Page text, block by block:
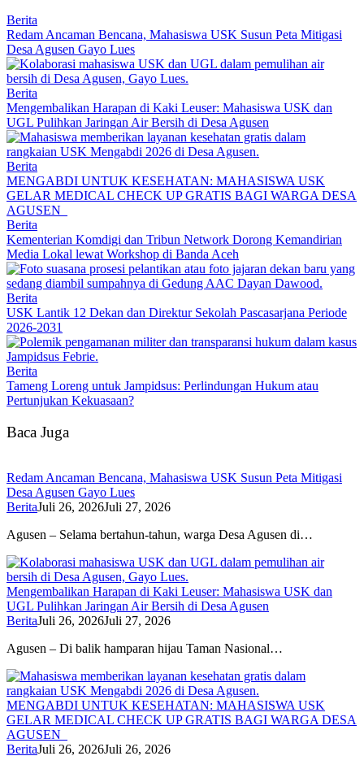
Berita
Redam Ancaman Bencana, Mahasiswa USK Susun Peta Mitigasi
Desa Agusen Gayo Lues
Berita
Mengembalikan Harapan di Kaki Leuser: Mahasiswa USK dan
UGL Pulihkan Jaringan Air Bersih di Desa Agusen
Berita
MENGABDI UNTUK KESEHATAN: MAHASISWA USK
GELAR MEDICAL CHECK UP GRATIS BAGI WARGA DESA
AGUSEN
Berita
Kementerian Komdigi dan Tribun Network Dorong Kemandirian
Media Lokal lewat Workshop di Banda Aceh
Berita
USK Lantik 12 Dekan dan Direktur Sekolah Pascasarjana Periode
2026-2031
Berita
Tameng Loreng untuk Jampidsus: Perlindungan Hukum atau
Pertunjukan Kekuasaan?
Baca Juga
Redam Ancaman Bencana, Mahasiswa USK Susun Peta Mitigasi
Desa Agusen Gayo Lues
BeritaJuli 26, 2026Juli 27, 2026
Agusen – Selama bertahun-tahun, warga Desa Agusen di…
Mengembalikan Harapan di Kaki Leuser: Mahasiswa USK dan
UGL Pulihkan Jaringan Air Bersih di Desa Agusen
BeritaJuli 26, 2026Juli 27, 2026
Agusen – Di balik hamparan hijau Taman Nasional…
MENGABDI UNTUK KESEHATAN: MAHASISWA USK
GELAR MEDICAL CHECK UP GRATIS BAGI WARGA DESA
AGUSEN
BeritaJuli 26, 2026Juli 26, 2026